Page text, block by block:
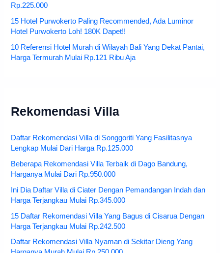
Rp.225.000
15 Hotel Purwokerto Paling Recommended, Ada Luminor
Hotel Purwokerto Loh! 180K Dapet!!
10 Referensi Hotel Murah di Wilayah Bali Yang Dekat Pantai,
Harga Termurah Mulai Rp.121 Ribu Aja
Rekomendasi Villa
Daftar Rekomendasi Villa di Songgoriti Yang Fasilitasnya
Lengkap Mulai Dari Harga Rp.125.000
Beberapa Rekomendasi Villa Terbaik di Dago Bandung,
Harganya Mulai Dari Rp.950.000
Ini Dia Daftar Villa di Ciater Dengan Pemandangan Indah dan
Harga Terjangkau Mulai Rp.345.000
15 Daftar Rekomendasi Villa Yang Bagus di Cisarua Dengan
Harga Terjangkau Mulai Rp.242.500
Daftar Rekomendasi Villa Nyaman di Sekitar Dieng Yang